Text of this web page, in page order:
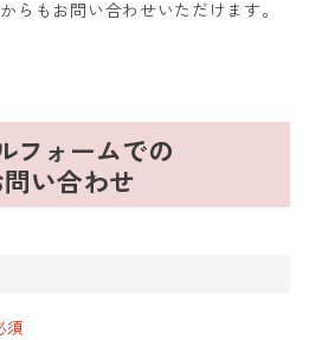
らもお問い合わせいただけます。
フォームでの
い合わせ
須